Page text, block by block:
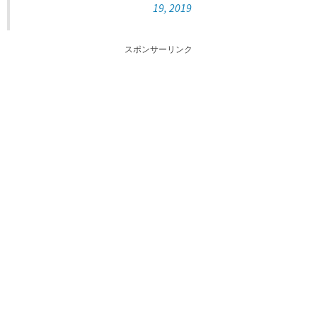
19, 2019
スポンサーリンク